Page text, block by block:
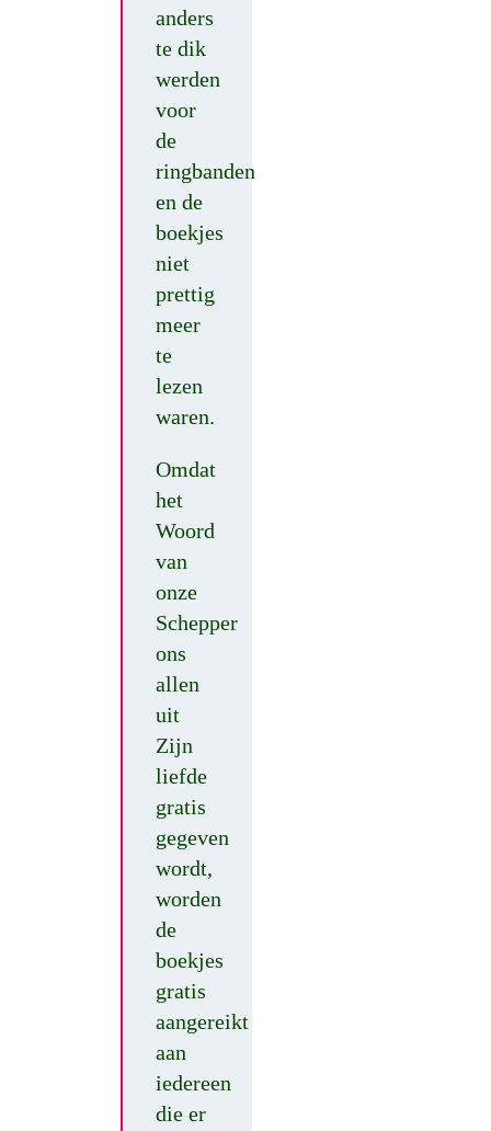
anders
te dik
werden
voor
de
ringbanden
en de
boekjes
niet
prettig
meer
te
lezen
waren.
Omdat
het
Woord
van
onze
Schepper
ons
allen
uit
Zijn
liefde
gratis
gegeven
wordt,
worden
de
boekjes
gratis
aangereikt
aan
iedereen
die er